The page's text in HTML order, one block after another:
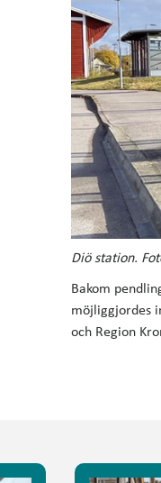
Diö station.
Bakom
möjliggjordes
och Region